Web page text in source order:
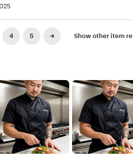
4 5
Next
page
Show other item